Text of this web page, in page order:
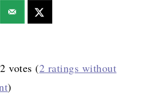
votes (2 ratings without
)